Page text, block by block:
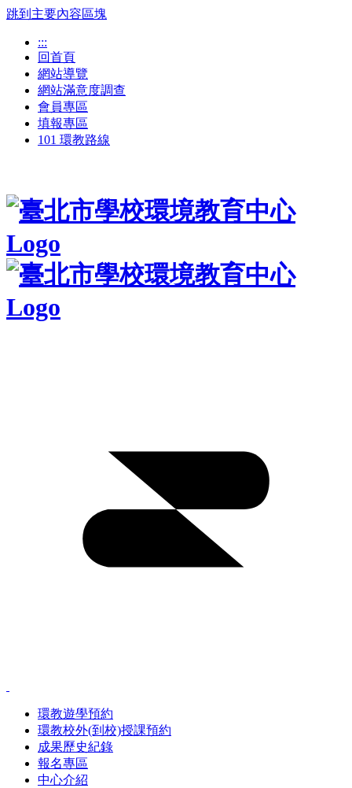
跳到主要內容區塊
:::
回首頁
網站導覽
網站滿意度調查
會員專區
填報專區
101 環教路線
環教遊學預約
環教校外(到校)授課預約
成果歷史紀錄
報名專區
中心介紹